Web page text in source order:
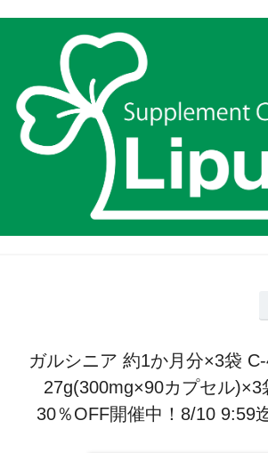
ガルシニア 約1か月分×3袋
27g(300mg×90カプセル
30％OFF開催中！8/10 9:59